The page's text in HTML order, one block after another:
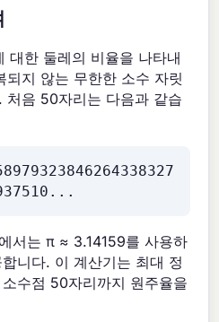
대한 둘레의 비율을 나타내
되지 않는 무한한 소수 자릿
처음 50자리는 다음과 같습
서는 π ≈ 3.14159를 사용하
니다. 이 계산기는 최대 정
수점 50자리까지 원주율을